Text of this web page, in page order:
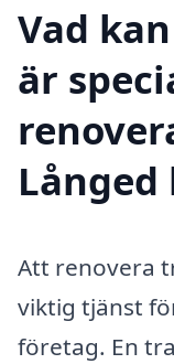
Vad
är
Att renovera
viktig tjänst
företag. En